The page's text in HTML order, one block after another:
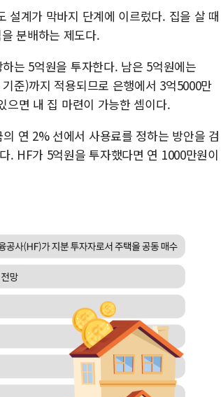
설계가 막바지 단계에 이르렀다. 집을 살 때
분배하는 제도다.
는 5억원을 투자한다. 남은 5억원에는
준)까지 적용되므로 은행에서 3억5000만
으면 내 집 마련이 가능한 셈이다.
연 2% 선에서 사용료를 정하는 방안을 검
. HF가 5억원을 투자했다면 연 1000만원이